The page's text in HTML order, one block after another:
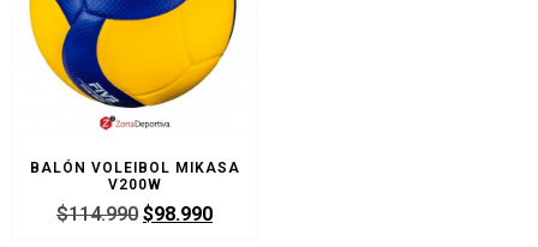
BALÓN VOLEIBOL MIKASA
V200W
$114.990 $98.990